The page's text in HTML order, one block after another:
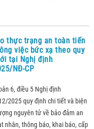
thực trạng an toàn tiến
việc bức xạ theo quy
tại Nghị định
NĐ-CP
6, điều 5 Nghị định
2025 quy định chi tiết và biện
nguyên tử về bảo đảm an
nhân, thông báo, khai báo, cấp